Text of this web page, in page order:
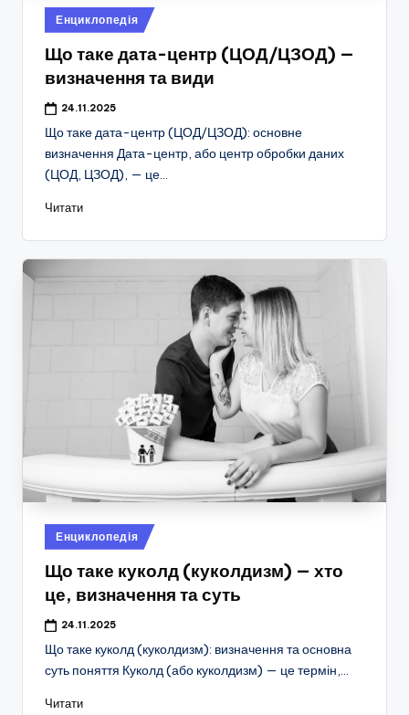
Опубліковано
у
Енциклопедія
Що таке дата-центр (ЦОД/ЦЗОД) —
визначення та види
24.11.2025
Що таке дата-центр (ЦОД/ЦЗОД): основне
визначення Дата-центр, або центр обробки даних
(ЦОД, ЦЗОД), — це…
Читати
Опубліковано
у
Енциклопедія
Що таке куколд (куколдизм) — хто
це, визначення та суть
24.11.2025
Що таке куколд (куколдизм): визначення та основна
суть поняття Куколд (або куколдизм) — це термін,…
Читати